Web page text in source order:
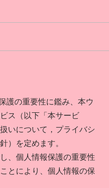
護の重要性に鑑み、本ウ
ス（以下「本サービ
いについて，プライバシ
）を定めます。
、個人情報保護の重要性
とにより、個人情報の保